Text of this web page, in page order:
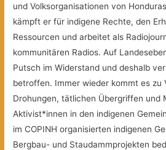
und Volksorganisationen von
kämpft er für indigene Rechte, den
Ressourcen und arbeitet als
kommunitären Radios. Auf
Putsch im Widerstand und deshalb
betroffen. Immer wieder kommt es zu
Drohungen, tätlichen Übergriffen und
Aktivist*innen in den indigenen
im COPINH organisierten indigenen
Bergbau- und Staudammprojekten